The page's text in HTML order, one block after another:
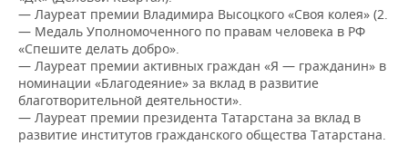
— Лауреат премии Владимира Высоцкого «Своя колея» (2.
— Медаль Уполномоченного по правам человека в РФ
«Спешите делать добро».
— Лауреат премии активных граждан «Я — гражданин» в
номинации «Благодеяние» за вклад в развитие
благотворительной деятельности».
— Лауреат премии президента Татарстана за вклад в
развитие институтов гражданского общества Татарстана.